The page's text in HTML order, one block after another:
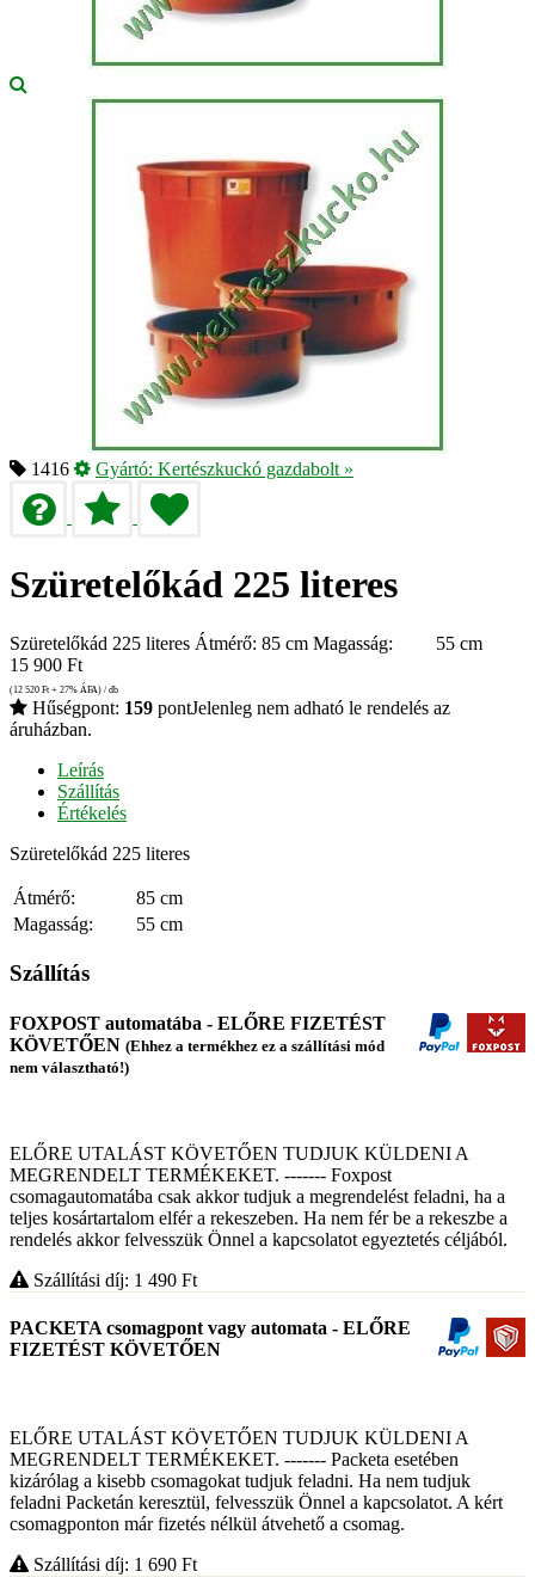
1416 Gyártó: Kertészkuckó gazdabolt »
Szüretelőkád 225 literes
Szüretelőkád 225 literes Átmérő: 85 cm Magasság: 55 cm
15 900 Ft
(12 520 Ft + 27% ÁFA) / db
Hűségpont: 159 pontJelenleg nem adható le rendelés az
áruházban.
Leírás
Szállítás
Értékelés
Szüretelőkád 225 literes
Átmérő:
85 cm
Magasság:
55 cm
Szállítás
FOXPOST automatába - ELŐRE FIZETÉST
KÖVETŐEN (Ehhez a termékhez ez a szállítási mód
nem választható!)
ELŐRE UTALÁST KÖVETŐEN TUDJUK KÜLDENI A
MEGRENDELT TERMÉKEKET. ------- Foxpost
csomagautomatába csak akkor tudjuk a megrendelést feladni, ha a
teljes kosártartalom elfér a rekeszeben. Ha nem fér be a rekeszbe a
rendelés akkor felvesszük Önnel a kapcsolatot egyeztetés céljából.
Szállítási díj: 1 490 Ft
PACKETA csomagpont vagy automata - ELŐRE
FIZETÉST KÖVETŐEN
ELŐRE UTALÁST KÖVETŐEN TUDJUK KÜLDENI A
MEGRENDELT TERMÉKEKET. ------- Packeta esetében
kizárólag a kisebb csomagokat tudjuk feladni. Ha nem tudjuk
feladni Packetán keresztül, felvesszük Önnel a kapcsolatot. A kért
csomagponton már fizetés nélkül átvehető a csomag.
Szállítási díj: 1 690 Ft